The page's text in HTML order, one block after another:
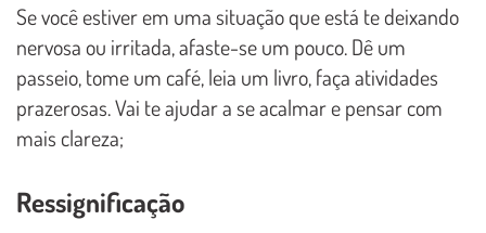
Se você estiver em uma situação que está te deixando
nervosa ou irritada, afaste-se um pouco. Dê um
passeio, tome um café, leia um livro, faça atividades
prazerosas. Vai te ajudar a se acalmar e pensar com
mais clareza;
Ressignificação